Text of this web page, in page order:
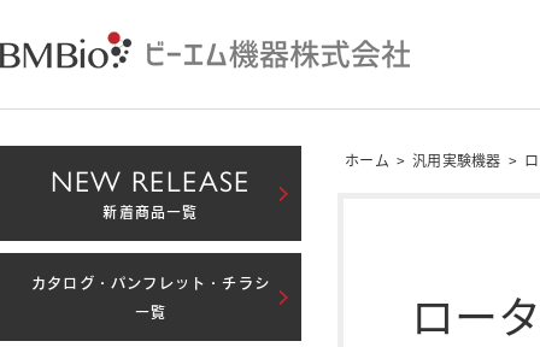
ホーム > 汎用実験機器 >
ロー
NEW RELEASE
新着商品一覧
カタログ・パンフレット・チラシ
一覧